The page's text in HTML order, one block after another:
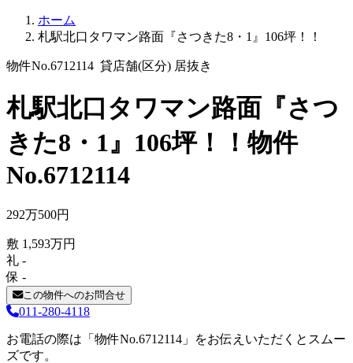
ホーム
札駅北口タワマン路面『さつきた8・1』106坪！！
物件No.6712114 貸店舗(区分) 居抜き
札駅北口タワマン路面『さつ
きた8・1』106坪！！ 物件
No.6712114
292万500円
敷 1,593万円
礼 -
保 -
この物件へのお問合せ
011-280-4118
お電話の際は「物件No.6712114」をお伝えいただくとスムー
ズです。